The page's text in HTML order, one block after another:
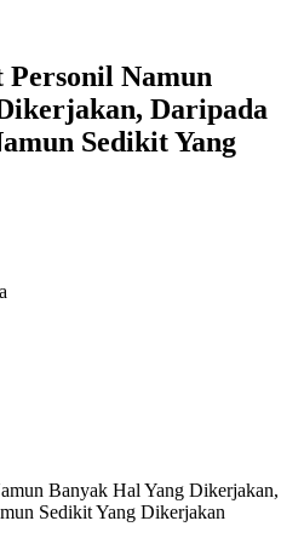
Namun
Daripada
Sedikit Yang
Banyak Hal Yang Dikerjakan,
Sedikit Yang Dikerjakan